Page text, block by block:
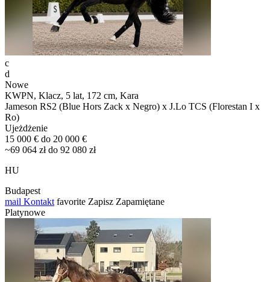
c
d
Nowe
KWPN, Klacz, 5 lat, 172 cm, Kara
Jameson RS2 (Blue Hors Zack x Negro) x J.Lo TCS (Florestan I x
Ro)
Ujeżdżenie
15 000 € do 20 000 €
~69 064 zł do 92 080 zł
HU
Budapest
mail Kontakt favorite Zapisz Zapamiętane
Platynowe